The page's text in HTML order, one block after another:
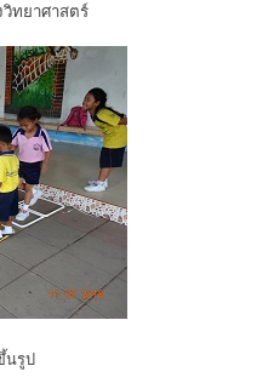
ทยาศาสตร์
นรูป